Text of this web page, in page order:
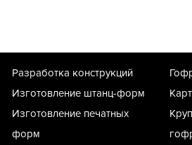
Разработка конструкций
Изготовление штанц-форм
Изготовление печатных
форм